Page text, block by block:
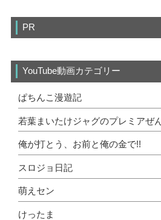
PR
YouTube動画カテゴリー
ぱちんこ漫遊記
若葉まいたけジャグのプレミアぜ
俺が打とう、お前と俺の金で!!
スロジョ日記
萌えセン
けったま